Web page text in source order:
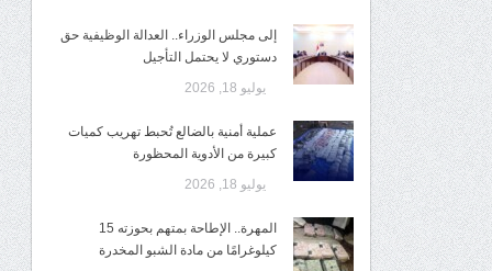
إلى مجلس الوزراء.. العدالة الوظيفية حق
دستوري لا يحتمل التأجيل
يوليو 18, 2026
عملية أمنية بالضالع تُحبط تهريب كميات
كبيرة من الأدوية المحظورة
يوليو 18, 2026
المهرة.. الإطاحة بمتهم بحوزته 15
كيلوغرامًا من مادة الشبو المخدرة